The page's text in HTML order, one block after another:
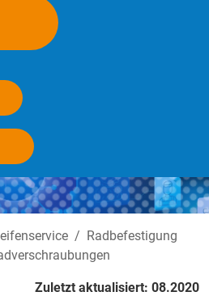
-
Radbefestigung
Zuletzt aktualisiert: 08.2020